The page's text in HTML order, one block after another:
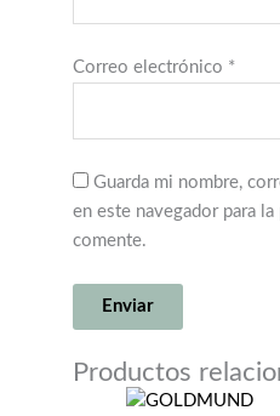
Correo electrónico *
Guarda mi nombre,
en este navegador para
comente.
Productos